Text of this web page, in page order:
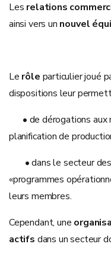
Les relations
ainsi vers un nouvel
Le rôle particulier joué
dispositions leur
• de dérogations aux
planification de
• dans le secteur des
«programmes
leurs membres.
Cependant, une
actifs dans un secteur